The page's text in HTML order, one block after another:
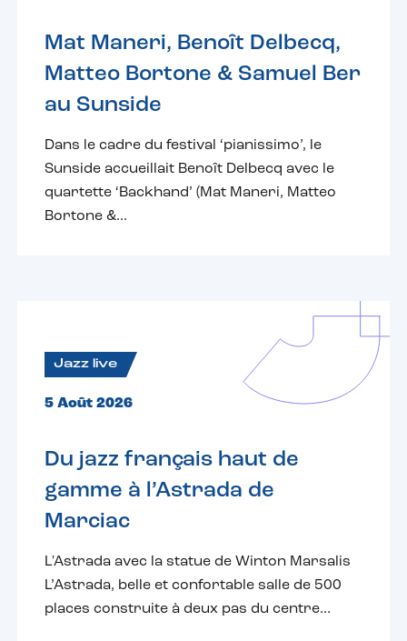
Mat Maneri, Benoît Delbecq,
Matteo Bortone & Samuel Ber
au Sunside
Dans le cadre du festival ‘pianissimo’, le
Sunside accueillait Benoît Delbecq avec le
quartette ‘Backhand’ (Mat Maneri, Matteo
Bortone &...
Jazz live
5 Août 2026
Du jazz français haut de
gamme à l’Astrada de
Marciac
L'Astrada avec la statue de Winton Marsalis
L’Astrada, belle et confortable salle de 500
places construite à deux pas du centre...